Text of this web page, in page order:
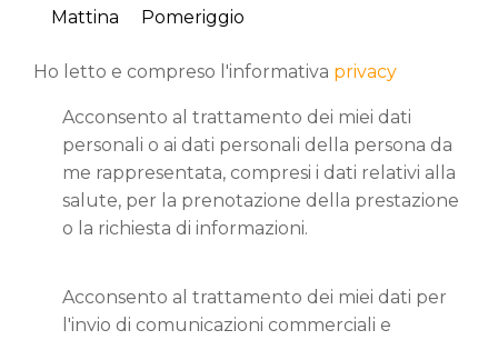
Mattina Pomeriggio
Ho letto e compreso l'informativa privacy
Acconsento al trattamento dei miei dati
personali o ai dati personali della persona da
me rappresentata, compresi i dati relativi alla
salute, per la prenotazione della prestazione
o la richiesta di informazioni.
Acconsento al trattamento dei miei dati per
l'invio di comunicazioni commerciali e